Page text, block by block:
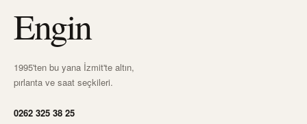
Engin
1995'ten bu yana İzmit'te altın,
pırlanta ve saat seçkileri.
0262 325 38 25